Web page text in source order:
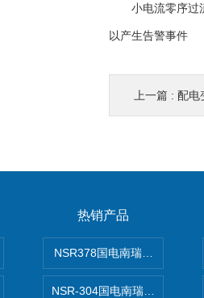
小电流零序过流
以产生告警事件
上一篇 : 配电
热销产品
NSR378国电南瑞NSR-378变
NSR-304国电南瑞NSR-304